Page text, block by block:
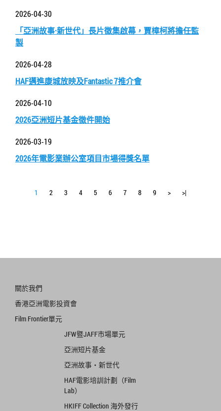
2026-04-30
「亞洲故事·新世代」長片徵集啟幕，賈樟柯將擔任監
製
2026-04-28
HAF邁進康城放映及Fantastic 7推介會
2026-04-10
2026亞洲短片基金徵件開始
2026-03-19
2026年電影業辦公室項目市場得獎名單
1 2 3 4 5 6 7 8 9 > >|
關於我們
香港亞洲電影投資會
Film Frontier單元
JFW暨JAFF市場單元
亞洲短片基金
亞洲故事‧新世代
HAF電影培訓計劃（Film
Lab）
HKIFF Collection 海外發行